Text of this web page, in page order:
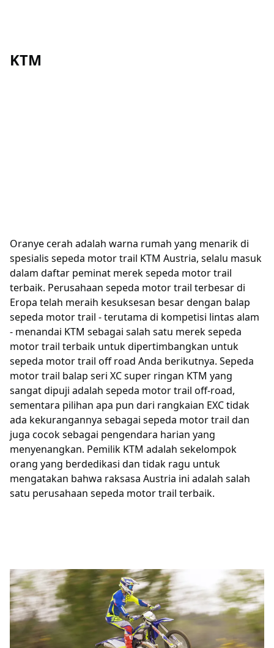
KTM
Oranye cerah adalah warna rumah yang menarik di
spesialis sepeda motor trail KTM Austria, selalu masuk
dalam daftar peminat merek sepeda motor trail
terbaik. Perusahaan sepeda motor trail terbesar di
Eropa telah meraih kesuksesan besar dengan balap
sepeda motor trail - terutama di kompetisi lintas alam
- menandai KTM sebagai salah satu merek sepeda
motor trail terbaik untuk dipertimbangkan untuk
sepeda motor trail off road Anda berikutnya. Sepeda
motor trail balap seri XC super ringan KTM yang
sangat dipuji adalah sepeda motor trail off-road,
sementara pilihan apa pun dari rangkaian EXC tidak
ada kekurangannya sebagai sepeda motor trail dan
juga cocok sebagai pengendara harian yang
menyenangkan. Pemilik KTM adalah sekelompok
orang yang berdedikasi dan tidak ragu untuk
mengatakan bahwa raksasa Austria ini adalah salah
satu perusahaan sepeda motor trail terbaik.